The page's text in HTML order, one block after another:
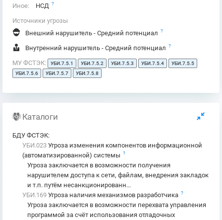
Иное: НСД ?
Источники угрозы
Внешний нарушитель - Средний потенциал ?
Внутренний нарушитель - Средний потенциал ?
МУ ФСТЭК: УБИ.7.5.1 УБИ.7.5.2 УБИ.7.5.3 УБИ.7.5.4
УБИ.7.5.5
УБИ.7.5.6
УБИ.7.5.7 УБИ.7.5.8
Каталоги
БДУ ФСТЭК:
УБИ.023 Угроза изменения компонентов информационной
(автоматизированной) системы ?
Угроза заключается в возможности получения
нарушителем доступа к сети, файлам, внедрения закладок
и т.п. путём несанкционированн...
УБИ.169 Угроза наличия механизмов разработчика ?
Угроза заключается в возможности перехвата управления
программой за счёт использования отладочных